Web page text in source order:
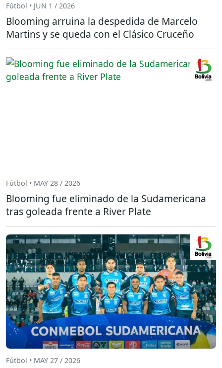
Fútbol • JUN 1 / 2026
Blooming arruina la despedida de Marcelo
Martins y se queda con el Clásico Cruceño
Fútbol • MAY 28 / 2026
Blooming fue eliminado de la Sudamericana
tras goleada frente a River Plate
Fútbol • MAY 27 / 2026